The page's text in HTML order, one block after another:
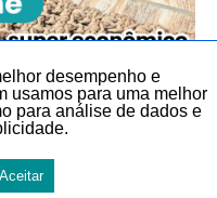
desempenho e
usamos para uma melhor
para análise de dados e
Aceitar